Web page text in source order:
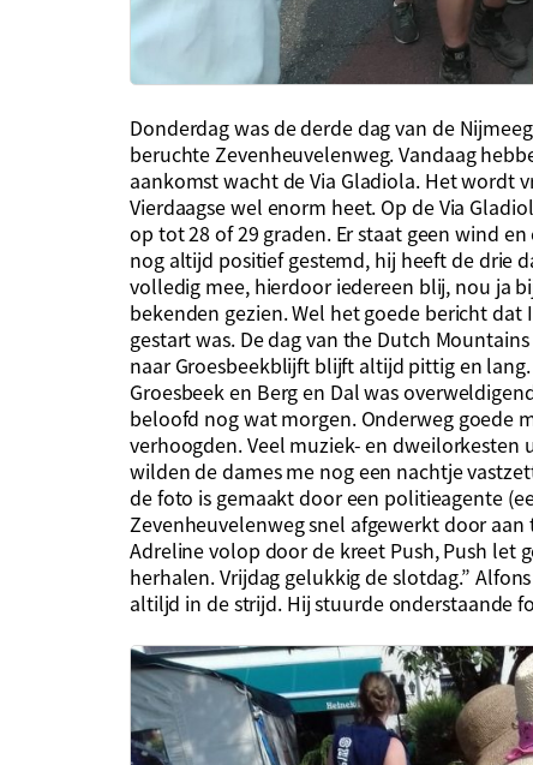
Donderdag was de derde dag van de
beruchte Zevenheuvelenweg. Vandaag
aankomst wacht de Via Gladiola. Het wordt
Vierdaagse wel enorm heet. Op de Via
op tot 28 of 29 graden. Er staat geen wind
nog altijd positief gestemd, hij heeft de drie
volledig mee, hierdoor iedereen blij, nou ja
bekenden gezien. Wel het goede bericht
gestart was. De dag van the Dutch
naar Groesbeekblijft blijft altijd pittig en
Groesbeek en Berg en Dal was
beloofd nog wat morgen. Onderweg goede
verhoogden. Veel muziek- en
wilden de dames me nog een nachtje
de foto is gemaakt door een politieagente
Zevenheuvelenweg snel afgewerkt door
Adreline volop door de kreet Push, Push let
herhalen. Vrijdag gelukkig de slotdag.”
altiljd in de strijd. Hij stuurde onderstaande